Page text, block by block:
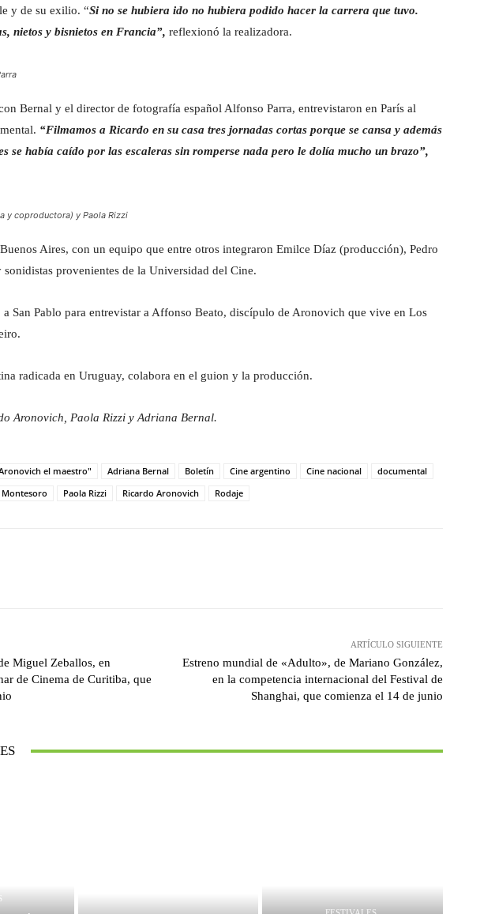
y de su exilio. “Si no se hubiera ido no hubiera podido hacer la carrera que tuvo.
nietos y bisnietos en Francia”, reflexionó la realizadora.
Bernal y el director de fotografía español Alfonso Parra, entrevistaron en París al
“Filmamos a Ricardo en su casa tres jornadas cortas porque se cansa y además
se había caído por las escaleras sin romperse nada pero le dolía mucho un brazo”,
y coproductora) y Paola Rizzi
Aires, con un equipo que entre otros integraron Emilce Díaz (producción), Pedro
provenientes de la Universidad del Cine.
San Pablo para entrevistar a Affonso Beato, discípulo de Aronovich que vive en Los
radicada en Uruguay, colabora en el guion y la producción.
Aronovich, Paola Rizzi y Adriana Bernal.
el maestro" Adriana Bernal Boletín Cine argentino Cine nacional
documental
Montesoro Paola Rizzi Ricardo Aronovich Rodaje
Miguel Zeballos, en
de Cinema de Curitiba, que
ARTÍCULO SIGUIENTE
Estreno mundial de «Adulto», de Mariano González,
en la competencia internacional del Festival de
Shanghai, que comienza el 14 de junio